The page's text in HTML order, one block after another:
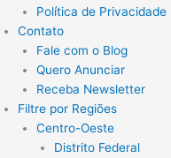
Política de Privacidade
Contato
Fale com o Blog
Quero Anunciar
Receba Newsletter
Filtre por Regiões
Centro-Oeste
Distrito Federal